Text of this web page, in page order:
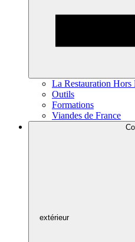
La Restauration
Outils
Formations
Viandes de France
extérieur